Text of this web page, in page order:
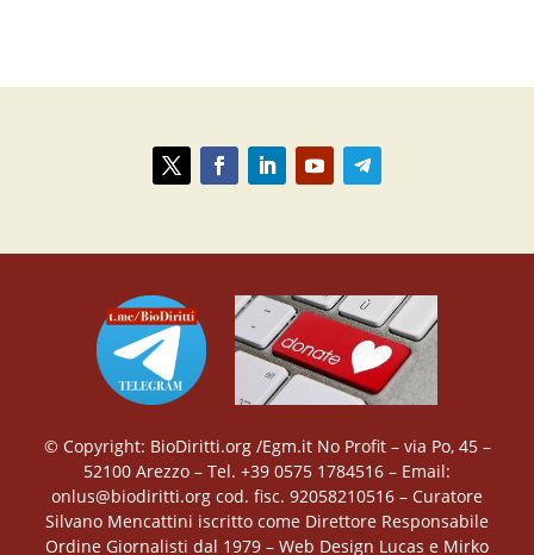
© Copyright: BioDiritti.org /Egm.it No Profit – via Po, 45 –
52100 Arezzo – Tel. +39 0575 1784516 – Email:
onlus@biodiritti.org cod. fisc. 92058210516 – Curatore
Silvano Mencattini iscritto come Direttore Responsabile
Ordine Giornalisti dal 1979 – Web Design Lucas e Mirko